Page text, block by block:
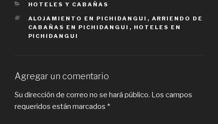
CATEGORIES
HOTELES Y CABAÑAS
TAGS
ALOJAMIENTO EN PICHIDANGUI , ARRIENDO DE
CABAÑAS EN PICHIDANGUI , HOTELES EN
PICHIDANGUI
Agregar un comentario
Su dirección de correo no se hará público. Los campos
requeridos están marcados *